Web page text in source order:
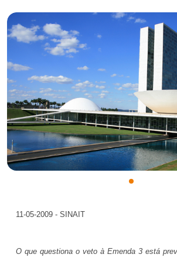
11-05-2009 - SINAIT
O que questiona o veto à Emenda 3 está